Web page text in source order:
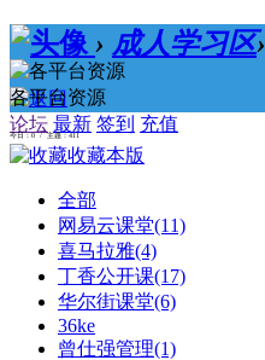
› 成人学习区›
论坛 最新 签到 充值
各平台资源
今日：0 / 主题：411
收藏本版
全部
网易云课堂(11)
喜马拉雅(4)
丁香公开课(17)
华尔街课堂(6)
36ke
曾仕强管理(1)